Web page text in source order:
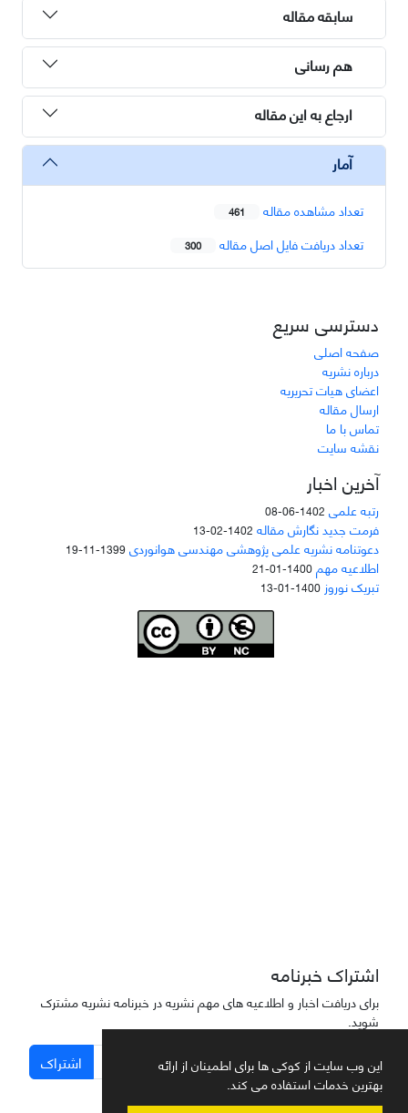
این وب سایت از کوکی ها برای اطمینان از ارائه
بهترین خدمات استفاده می کند.
سابقه مقاله
هم رسانی
ارجاع به این مقاله
آمار
تعداد مشاهده مقاله 461
تعداد دریافت فایل اصل مقاله 300
دسترسی سریع
صفحه اصلی
درباره نشریه
اعضای هیات تحریریه
ارسال مقاله
تماس با ما
نقشه سایت
آخرین اخبار
رتبه علمی 1402-06-08
فرمت جدید نگارش مقاله 1402-02-13
دعوتنامه نشریه علمی پژوهشی مهندسی هوانوردی1399-11-19
اطلاعیه مهم1400-01-21
تبریک نوروز 1400-01-13
اشتراک خبرنامه
برای دریافت اخبار و اطلاعیه های مهم نشریه در خبرنامه نشریه مشترک
شوید.
اشتراک